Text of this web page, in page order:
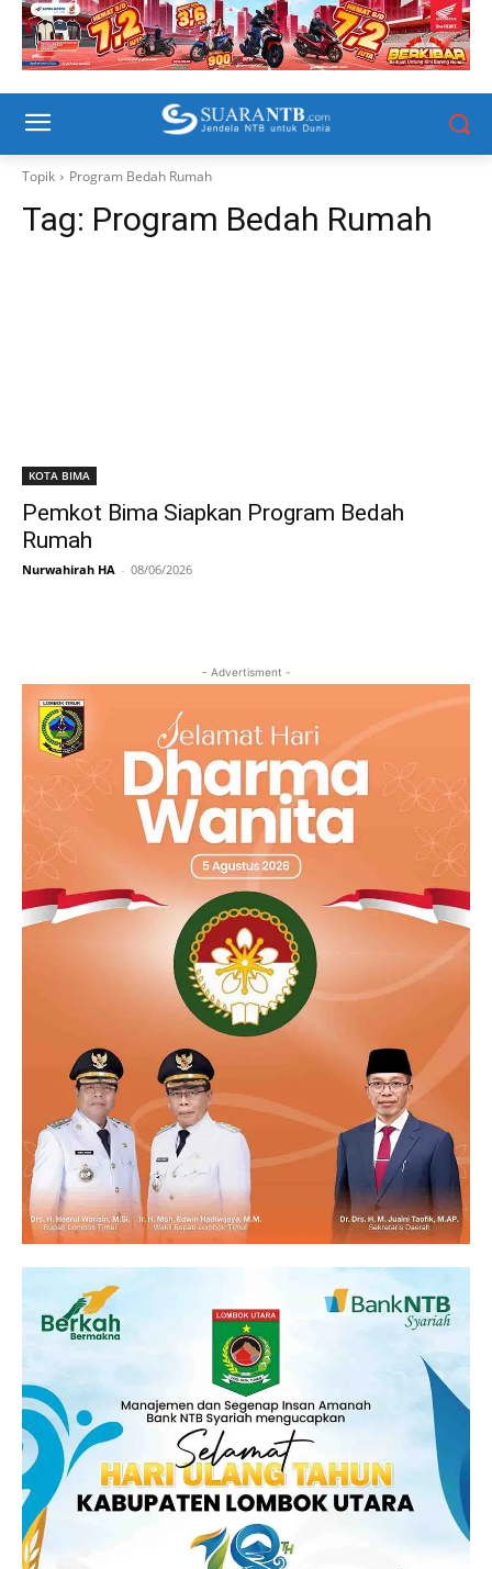
Topik Program Bedah Rumah
Tag: Program Bedah Rumah
KOTA BIMA
Pemkot Bima Siapkan Program Bedah
Rumah
Nurwahirah HA - 08/06/2026
- Advertisment -